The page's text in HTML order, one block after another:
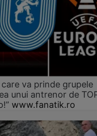
va prinde grupele
unui antrenor de
www.fanatik.ro